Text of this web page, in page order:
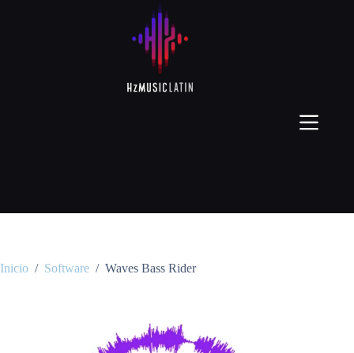
Inicio / Software / Waves Bass Rider